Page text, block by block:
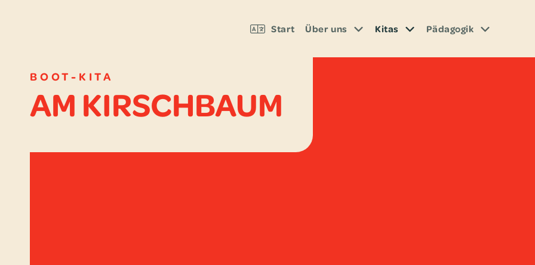
Start Über uns Kitas Päd­ago­gik
BOOT-KITA
AM KIRSCH­BAUM